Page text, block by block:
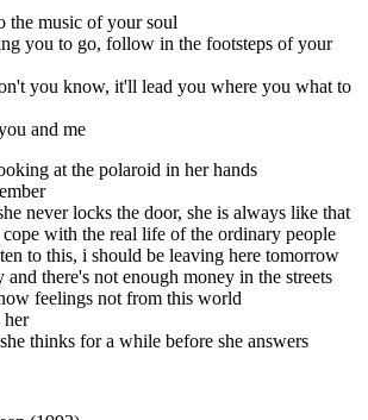
the music of your soul
you to go, follow in the footsteps of your
you know, it'll lead you where you what to
and me
at the polaroid in her hands
never locks the door, she is always like that
with the real life of the ordinary people
to this, i should be leaving here tomorrow
there's not enough money in the streets
feelings not from this world
her
thinks for a while before she answers